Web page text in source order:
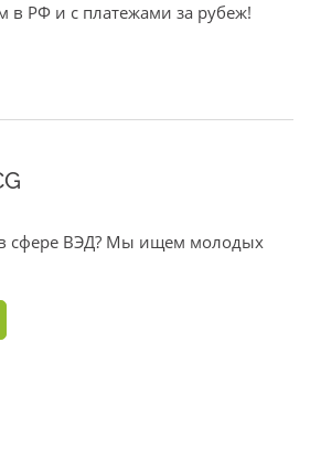
РФ и с платежами за рубеж!
в сфере ВЭД? Мы ищем молодых